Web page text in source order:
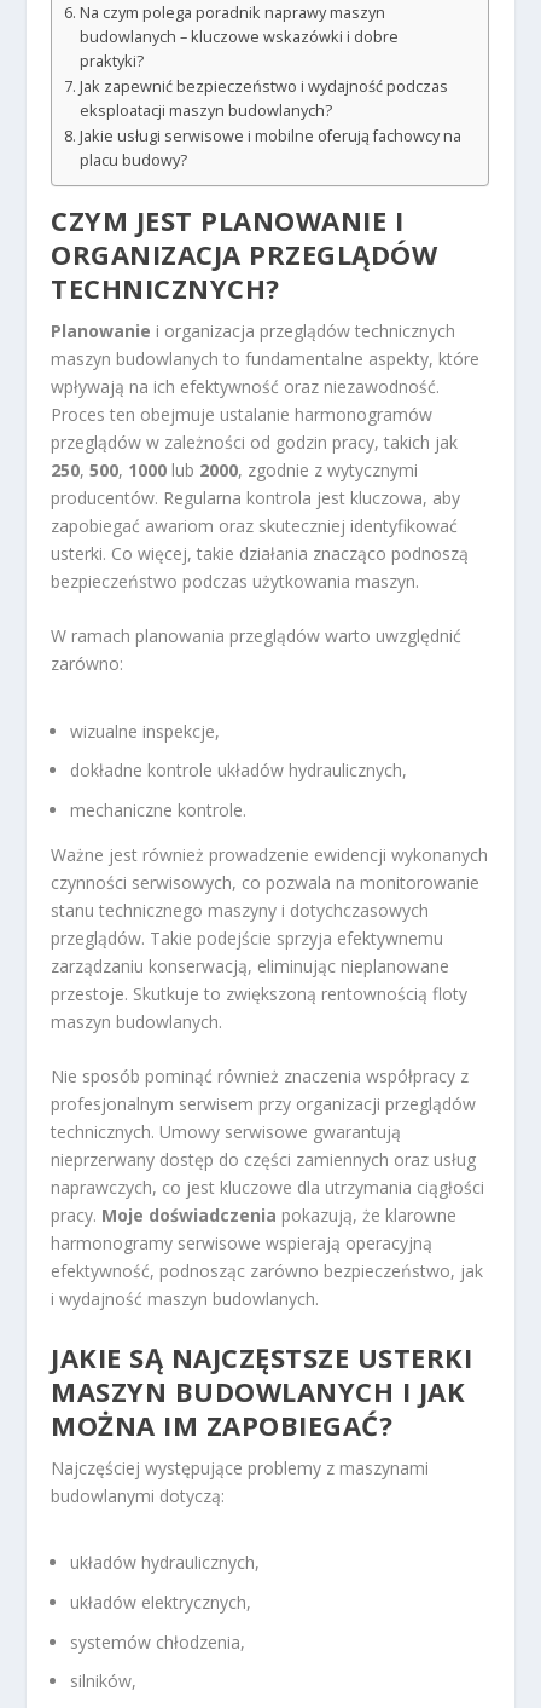
Na czym polega poradnik naprawy maszyn
budowlanych – kluczowe wskazówki i dobre
praktyki?
Jak zapewnić bezpieczeństwo i wydajność podczas
eksploatacji maszyn budowlanych?
Jakie usługi serwisowe i mobilne oferują fachowcy na
placu budowy?
CZYM JEST PLANOWANIE I
ORGANIZACJA PRZEGLĄDÓW
TECHNICZNYCH?
Planowanie i organizacja przeglądów technicznych
maszyn budowlanych to fundamentalne aspekty, które
wpływają na ich efektywność oraz niezawodność.
Proces ten obejmuje ustalanie harmonogramów
przeglądów w zależności od godzin pracy, takich jak
250,500, 1000 lub 2000, zgodnie z wytycznymi
producentów. Regularna kontrola jest kluczowa, aby
zapobiegać awariom oraz skuteczniej identyfikować
usterki. Co więcej, takie działania znacząco podnoszą
bezpieczeństwo podczas użytkowania maszyn.
W ramach planowania przeglądów warto uwzględnić
zarówno:
wizualne inspekcje,
dokładne kontrole układów hydraulicznych,
mechaniczne kontrole.
Ważne jest również prowadzenie ewidencji wykonanych
czynności serwisowych, co pozwala na monitorowanie
stanu technicznego maszyny i dotychczasowych
przeglądów. Takie podejście sprzyja efektywnemu
zarządzaniu konserwacją, eliminując nieplanowane
przestoje. Skutkuje to zwiększoną rentownością floty
maszyn budowlanych.
Nie sposób pominąć również znaczenia współpracy z
profesjonalnym serwisem przy organizacji przeglądów
technicznych. Umowy serwisowe gwarantują
nieprzerwany dostęp do części zamiennych oraz usług
naprawczych, co jest kluczowe dla utrzymania ciągłości
pracy. Moje doświadczenia pokazują, że klarowne
harmonogramy serwisowe wspierają operacyjną
efektywność, podnosząc zarówno bezpieczeństwo, jak
i wydajność maszyn budowlanych.
JAKIE SĄ NAJCZĘSTSZE USTERKI
MASZYN BUDOWLANYCH I JAK
MOŻNA IM ZAPOBIEGAĆ?
Najczęściej występujące problemy z maszynami
budowlanymi dotyczą:
układów hydraulicznych,
układów elektrycznych,
systemów chłodzenia,
silników,